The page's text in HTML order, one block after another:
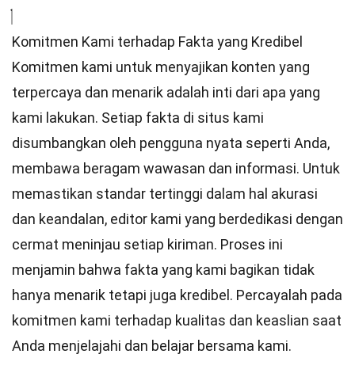
Komitmen Kami terhadap Fakta yang Kredibel
Komitmen kami untuk menyajikan konten yang
terpercaya dan menarik adalah inti dari apa yang
kami lakukan. Setiap fakta di situs kami
disumbangkan oleh pengguna nyata seperti Anda,
membawa beragam wawasan dan informasi. Untuk
memastikan standar tertinggi dalam hal akurasi
dan keandalan, editor kami yang berdedikasi dengan
cermat meninjau setiap kiriman. Proses ini
menjamin bahwa fakta yang kami bagikan tidak
hanya menarik tetapi juga kredibel. Percayalah pada
komitmen kami terhadap kualitas dan keaslian saat
Anda menjelajahi dan belajar bersama kami.